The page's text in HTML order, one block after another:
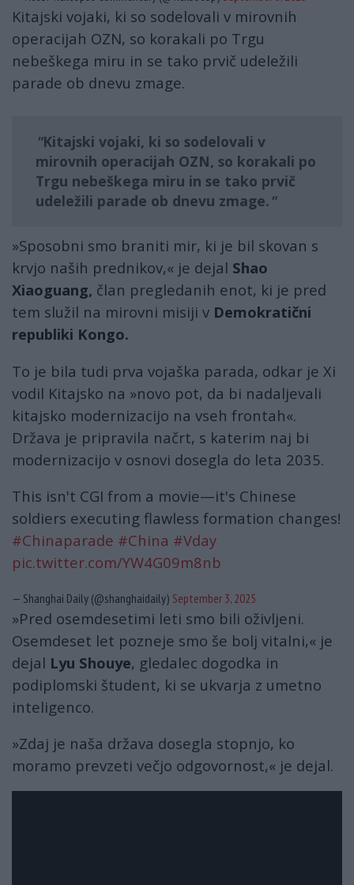
Kitajski vojaki, ki so sodelovali v mirovnih
operacijah OZN, so korakali po Trgu
nebeškega miru in se tako prvič udeležili
parade ob dnevu zmage.
Kitajski vojaki, ki so sodelovali v
mirovnih operacijah OZN, so korakali po
Trgu nebeškega miru in se tako prvič
udeležili parade ob dnevu zmage.
»Sposobni smo braniti mir, ki je bil skovan s
krvjo naših prednikov,« je dejal Shao
Xiaoguang, član pregledanih enot, ki je pred
tem služil na mirovni misiji v Demokratični
republiki Kongo.
To je bila tudi prva vojaška parada, odkar je Xi
vodil Kitajsko na »novo pot, da bi nadaljevali
kitajsko modernizacijo na vseh frontah«.
Država je pripravila načrt, s katerim naj bi
modernizacijo v osnovi dosegla do leta 2035.
This isn't CGI from a movie—it's Chinese
soldiers executing flawless formation changes!
#Chinaparade #China #Vday
pic.twitter.com/YW4G09m8nb
— Shanghai Daily (@shanghaidaily) September 3, 2025
»Pred osemdesetimi leti smo bili oživljeni.
Osemdeset let pozneje smo še bolj vitalni,« je
dejal Lyu Shouye, gledalec dogodka in
podiplomski študent, ki se ukvarja z umetno
inteligenco.
»Zdaj je naša država dosegla stopnjo, ko
moramo prevzeti večjo odgovornost,« je dejal.